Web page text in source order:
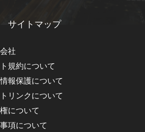
サイトマップ
社
規約について
報保護について
リンクについて
について
項について